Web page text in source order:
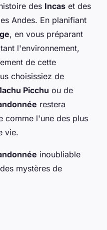
des Incas et des
Andes. En planifiant
, en vous préparant
l'environnement,
de cette
choisissiez de
Picchu ou de
restera
comme l'une des plus
vie.
inoubliable
mystères de